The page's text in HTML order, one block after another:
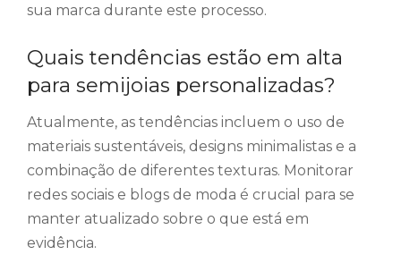
sua marca durante este processo.
Quais tendências estão em alta
para semijoias personalizadas?
Atualmente, as tendências incluem o uso de
materiais sustentáveis, designs minimalistas e a
combinação de diferentes texturas. Monitorar
redes sociais e blogs de moda é crucial para se
manter atualizado sobre o que está em
evidência.